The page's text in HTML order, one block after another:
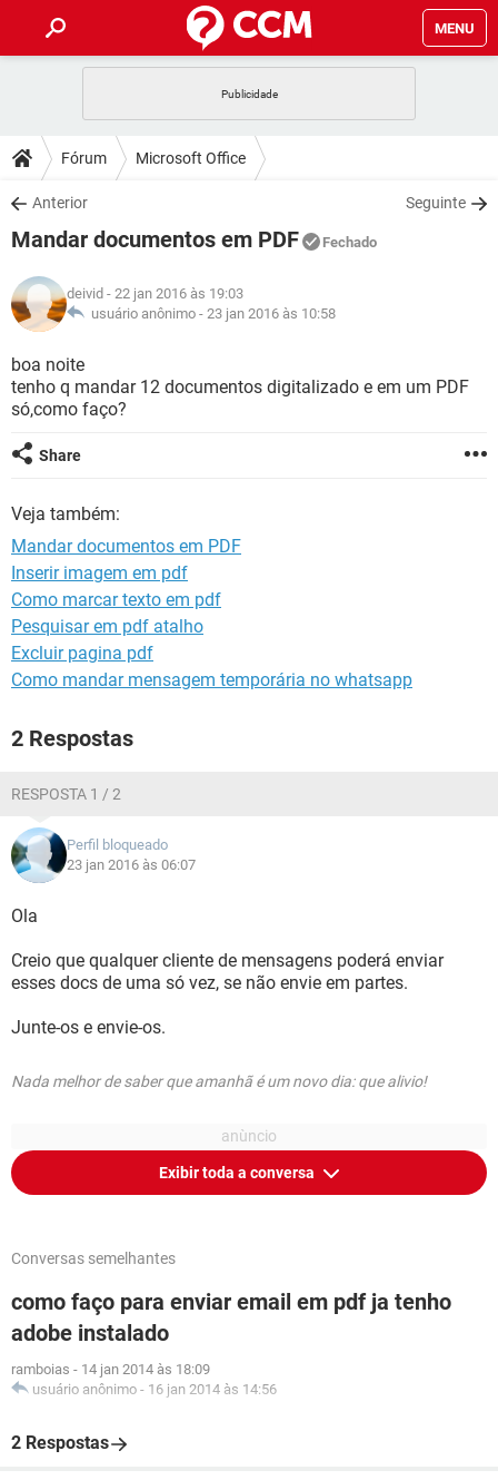
MENU
CELULAR
OUTLOOK
INSTAGRAM GMAIL
GUIA DE COMPRAS
DICAS
JOGOS
INSTAGRAM
GUIA DE COMPRAS
DOWNLOADS
JOGOS WHATSAPP
CELULAR
OUTLOOK EXCEL
INSTAGRAM
GUIA DE COMPRAS
JOGOS
CELULAR
OUTLOOK
INSTAGRAM
GUIA DE COMPRAS
GLOSSÁRIO
CELULAR FACEBOOK
INSTAGRAM
GUIA DE COMPRAS
Fórum Microsoft Office
Anterior Seguinte
Mandar documentos em PDF Fechado
deivid - 22 jan 2016 às 19:03
usuário anônimo - 23 jan 2016 às 10:58
boa noite
tenho q mandar 12 documentos digitalizado e em um PDF
só,como faço?
Share
Veja também:
Mandar documentos em PDF
Inserir imagem em pdf
Como marcar texto em pdf
Pesquisar em pdf atalho
Excluir pagina pdf
Como mandar mensagem temporária no whatsapp
2 Respostas
RESPOSTA 1 / 2
Perfil bloqueado
23 jan 2016 às 06:07
Ola
Creio que qualquer cliente de mensagens poderá enviar
esses docs de uma só vez, se não envie em partes.
Junte-os e envie-os.
Nada melhor de saber que amanhã é um novo dia: que alivio!
Exibir toda a conversa
Conversas semelhantes
como faço para enviar email em pdf ja tenho
adobe instalado
ramboias - 14 jan 2014 às 18:09
usuário anônimo - 16 jan 2014 às 14:56
2 Respostas